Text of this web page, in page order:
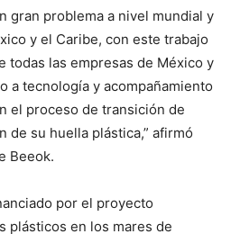
gran problema a nivel mundial y
y el Caribe, con este trabajo
todas las empresas de México y
a tecnología y acompañamiento
el proceso de transición de
de su huella plástica,” afirmó
Beeok.
por el proyecto
plásticos en los mares de